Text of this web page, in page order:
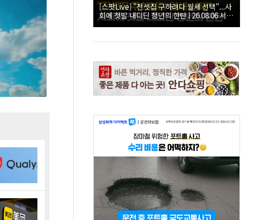
[스팟Live] "전셋집 구하려다 월세 선택"...사
회에 첫발 내디딘 청년의 한탄 | 26.08.06 서울
시 부동산 대토론회